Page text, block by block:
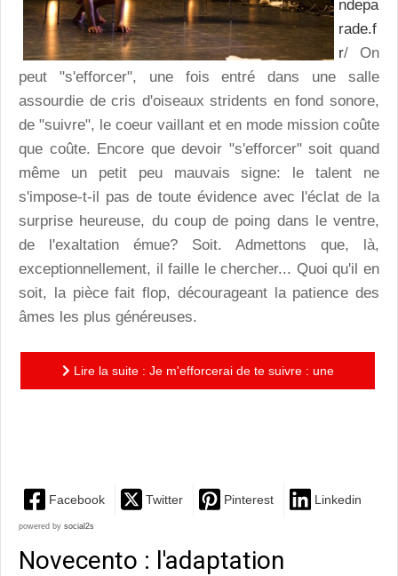
ndepa
rade.f
r/ On
peut "s'efforcer", une fois entré dans une salle
assourdie de cris d'oiseaux stridents en fond sonore,
de "suivre", le coeur vaillant et en mode mission coûte
que coûte. Encore que devoir "s'efforcer" soit quand
même un petit peu mauvais signe: le talent ne
s'impose-t-il pas de toute évidence avec l'éclat de la
surprise heureuse, du coup de poing dans le ventre,
de l'exaltation émue? Soit. Admettons que, là,
exceptionnellement, il faille le chercher... Quoi qu'il en
soit, la pièce fait flop, décourageant la patience des
âmes les plus généreuses.
Lire la suite : Je m'efforcerai de te suivre : une
Facebook Twitter Pinterest Linkedin
powered by social2s
Novecento : l'adaptation